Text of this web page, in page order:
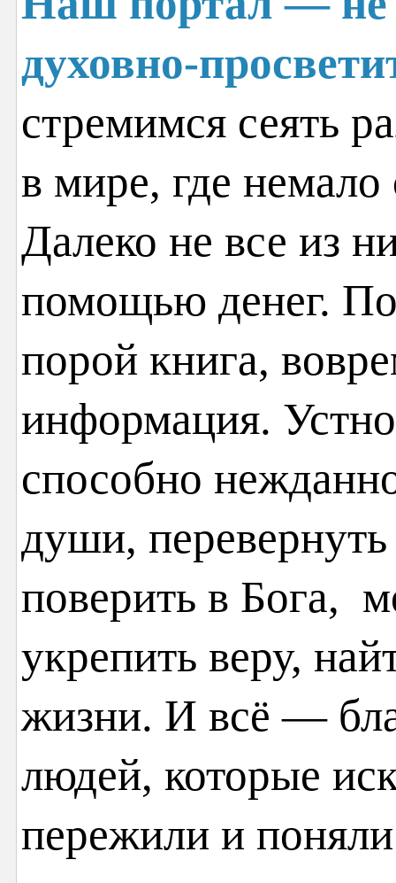
духовно-
стремимся сеять
в мире, где
Далеко не все из
помощью денег.
порой книга,
информация.
способно
души,
поверить в Бога,
укрепить веру,
жизни. И всё —
людей, которые
пережили и